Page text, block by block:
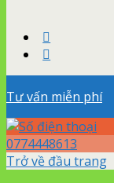
Tư vấn miễn phí
0774448613
Trở về đầu trang